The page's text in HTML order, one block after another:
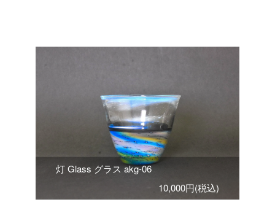
灯 Glass グラス akg-06
10,000円(税込)